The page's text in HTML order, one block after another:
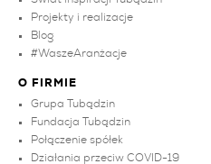
Projekty i realizacje
Blog
#WaszeAranżacje
O FIRMIE
Grupa Tubądzin
Fundacja Tubądzin
Połączenie spółek
Działania przeciw COVID-19